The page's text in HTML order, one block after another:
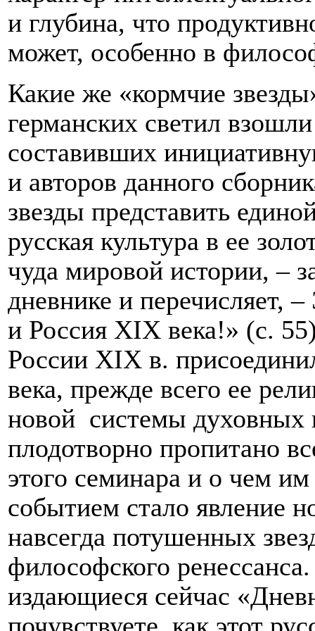
и глубина, что
может, особенно в
Какие же «кормчие
германских светил
составивших
и авторов данного
звезды представить
русская культура в ее
чуда мировой истории, –
дневнике и перечисляет,
и Россия ХIX века!» (с.
России ХIХ в.
века, прежде всего ее
новой системы духовных
плодотворно пропитано
этого семинара и о чем
событием стало явление
навсегда потушенных
философского
издающиеся сейчас